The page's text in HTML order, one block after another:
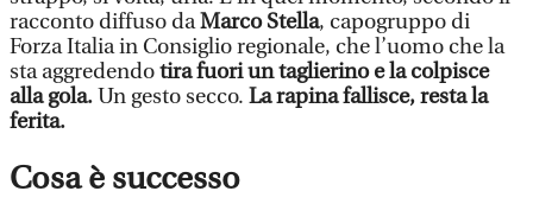
racconto diffuso daMarco Stella, capogruppo di
Forza Italia in Consiglio regionale, che l’uomo che la
sta aggredendotira fuori un taglierino e la colpisce
alla gola.Un gesto secco. La rapina fallisce, resta la
ferita.
Cosa è successo